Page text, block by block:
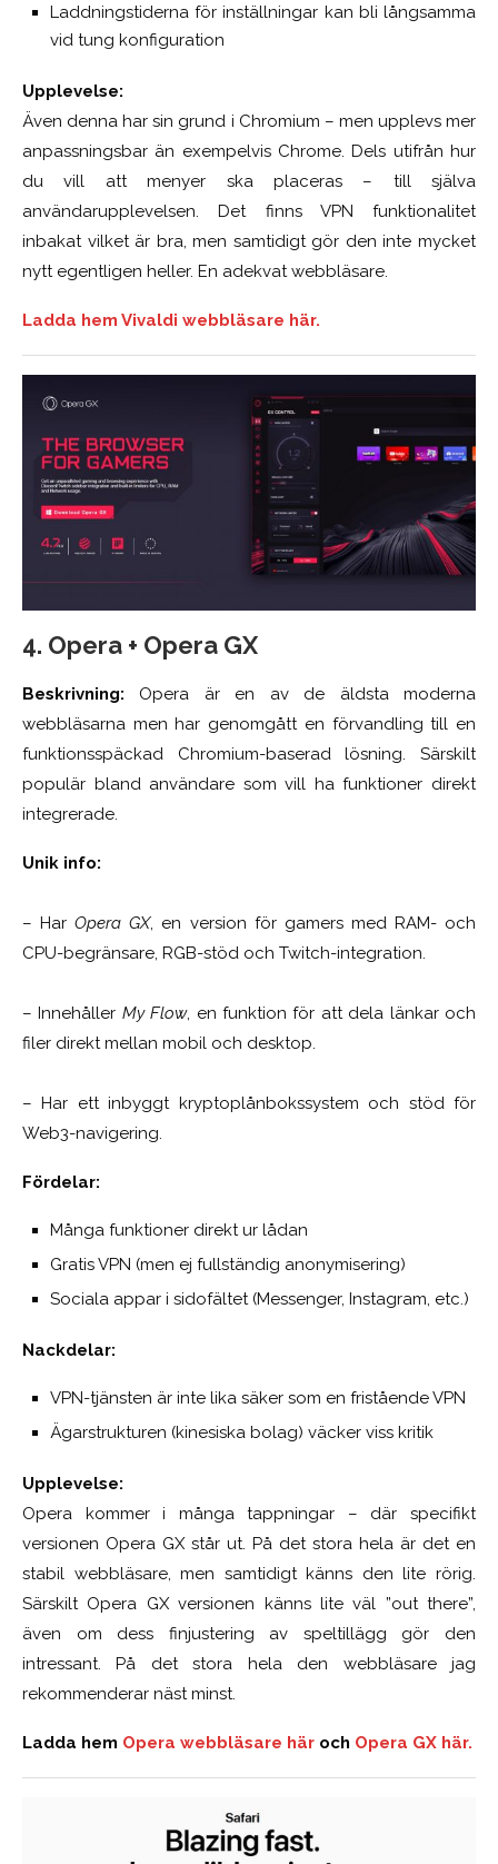
Laddningstiderna för inställningar kan bli långsamma
vid tung konfiguration
Upplevelse:
Även denna har sin grund i Chromium – men upplevs mer
anpassningsbar än exempelvis Chrome. Dels utifrån hur
du vill att menyer ska placeras – till själva
användarupplevelsen. Det finns VPN funktionalitet
inbakat vilket är bra, men samtidigt gör den inte mycket
nytt egentligen heller. En adekvat webbläsare.
Ladda hem Vivaldi webbläsare här.
4. Opera + Opera GX
Beskrivning: Opera är en av de äldsta moderna
webbläsarna men har genomgått en förvandling till en
funktionsspäckad Chromium-baserad lösning. Särskilt
populär bland användare som vill ha funktioner direkt
integrerade.
Unik info:
– HarOpera GX, en version för gamers med RAM- och
CPU-begränsare, RGB-stöd och Twitch-integration.
– Innehåller My Flow, en funktion för att dela länkar och
filer direkt mellan mobil och desktop.
– Har ett inbyggt kryptoplånbokssystem och stöd för
Web3-navigering.
Fördelar:
Många funktioner direkt ur lådan
Gratis VPN (men ej fullständig anonymisering)
Sociala appar i sidofältet (Messenger, Instagram, etc.)
Nackdelar:
VPN-tjänsten är inte lika säker som en fristående VPN
Ägarstrukturen (kinesiska bolag) väcker viss kritik
Upplevelse:
Opera kommer i många tappningar – där specifikt
versionen Opera GX står ut. På det stora hela är det en
stabil webbläsare, men samtidigt känns den lite rörig.
Särskilt Opera GX versionen känns lite väl ”out there”,
även om dess finjustering av speltillägg gör den
intressant. På det stora hela den webbläsare jag
rekommenderar näst minst.
Ladda hem Opera webbläsare här och Opera GX här.